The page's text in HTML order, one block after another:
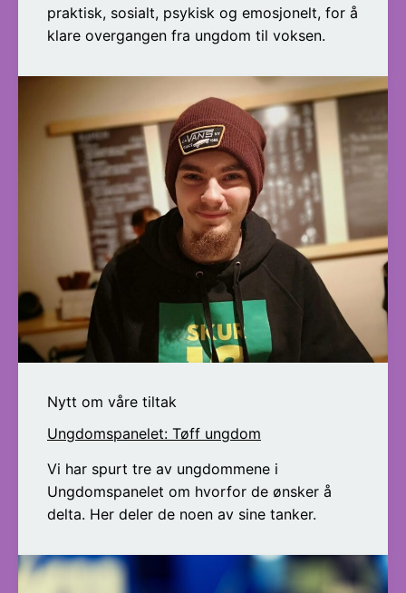
praktisk, sosialt, psykisk og emosjonelt, for å
klare overgangen fra ungdom til voksen.
Nytt om våre tiltak
Ungdomspanelet: Tøff ungdom
Vi har spurt tre av ungdommene i
Ungdomspanelet om hvorfor de ønsker å
delta. Her deler de noen av sine tanker.